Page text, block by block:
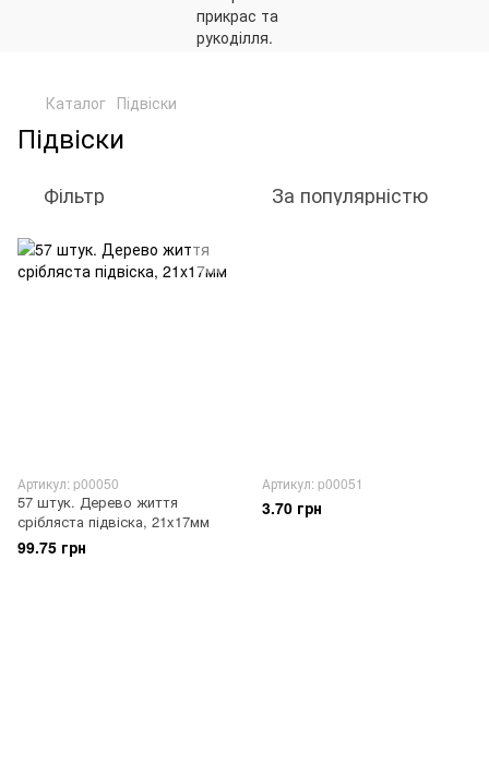
Каталог Підвіски
Підвіски
Фільтр За популярністю
Артикул: p00050
57 штук. Дерево життя
срібляста підвіска, 21x17мм
99.75 грн
Артикул: p00051
3.70 грн